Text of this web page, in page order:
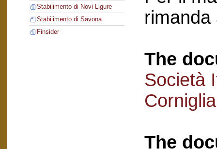
Stabilimento di Novi Ligure
Stabilimento di Savona
Finsider
rimanda
The
Società
The